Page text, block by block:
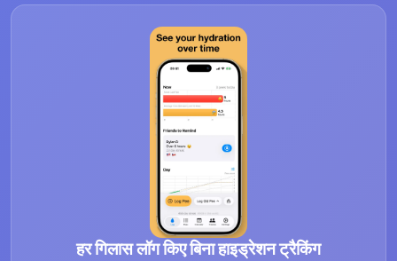
हर गिलास लॉग किए बिना हाइड्रेशन ट्रैकिंग